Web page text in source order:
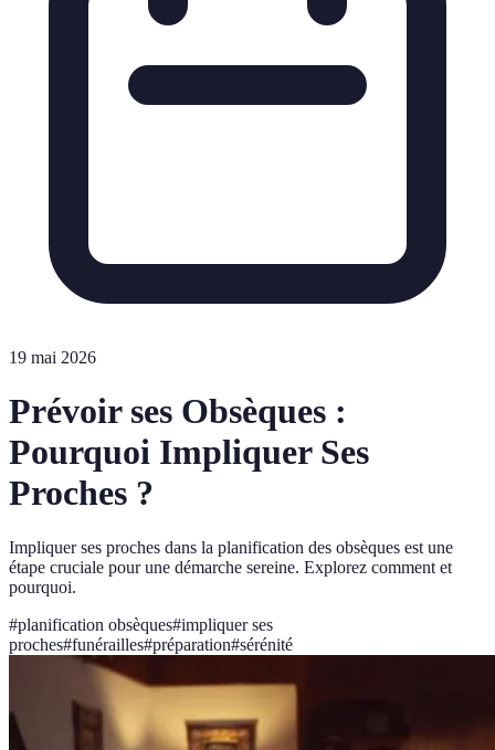
19 mai 2026
Prévoir ses Obsèques :
Pourquoi Impliquer Ses
Proches ?
Impliquer ses proches dans la planification des obsèques est une
étape cruciale pour une démarche sereine. Explorez comment et
pourquoi.
#planification obsèques#impliquer ses
proches#funérailles#préparation#sérénité